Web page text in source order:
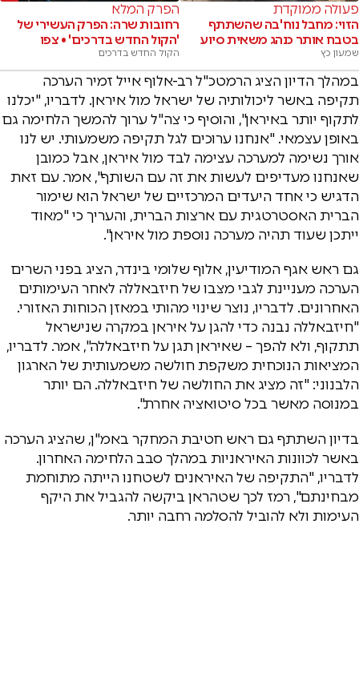
פעולה ממוקדת
הזוי: מחבל נוח'בה שהשתתף
בטבח אותר כנהג משאית סיוע
שמעון כץ
הפרק המלא
רחובות שרה: הפרק העשירי של
'הקול החדש בדרכים' • צפו
הקול החדש בדרכים
במהלך הדיון הציג הרמטכ"ל רב-אלוף אייל זמיר הערכה
תקיפה באשר ליכולותיה של ישראל מול איראן. לדבריו, "יכלנו
לתקוף יותר באיראן", והוסיף כי צה"ל ערוך להמשך הלחימה גם
באופן עצמאי. "אנחנו ערוכים לגל תקיפה משמעותי. יש לנו
אורך נשימה למערכה עצימה לבד מול איראן, אבל כמובן
שאנחנו מעדיפים לעשות את זה עם השותף", אמר. עם זאת
הדגיש כי אחד היעדים המרכזיים של ישראל הוא שימור
הברית האסטרטגית עם ארצות הברית, והעריך כי "מאוד
ייתכן שעוד תהיה מערכה נוספת מול איראן".
גם ראש אגף המודיעין, אלוף שלומי בינדר, הציג בפני השרים
הערכה מעניינת לגבי מצבו של חיזבאללה לאחר העימותים
האחרונים. לדבריו, נוצר שינוי מהותי במאזן הכוחות האזורי.
"חיזבאללה נבנה כדי להגן על איראן במקרה שנישראל
תתקוף, ולא להפך – שאיראן תגן על חיזבאללה", אמר. לדבריו,
המציאות הנוכחית משקפת חולשה משמעותית של הארגון
הלבנוני: "זה מציג את החולשה של חיזבאללה. הם יותר
במנוסה מאשר בכל סיטואציה אחרת".
בדיון השתתף גם ראש חטיבת המחקר באמ"ן, שהציג הערכה
באשר לכוונות האיראניות במהלך סבב הלחימה האחרון.
לדבריו, "התקיפה של האיראנים לשטחנו הייתה מתוחמת
מבחינתם", רמז לכך שטהראן ביקשה להגביל את היקף
העימות ולא להוביל להסלמה רחבה יותר.